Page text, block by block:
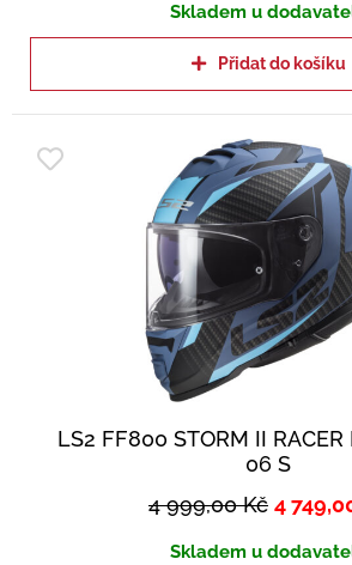
Skladem u
Přidat do košíku
LS2 FF800 STORM II
06 S
4 999,00Kč 4
Skladem u